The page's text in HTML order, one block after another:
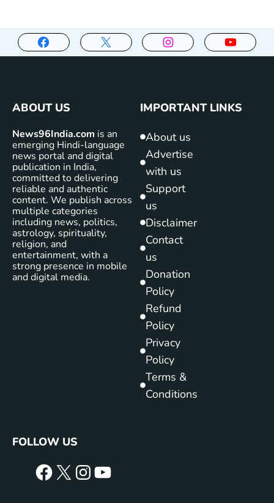
ABOUT US
News96India.com is an
emerging Hindi-language
news portal and digital
publication in India,
committed to delivering
reliable and authentic
content. We publish across
multiple categories
including news, politics,
astrology, spirituality,
religion, and
entertainment, with a
strong presence in mobile
and digital media.
IMPORTANT LINKS
About us
Advertise
with us
Support
us
Disclaimer
Contact
us
Donation
Policy
Refund
Policy
Privacy
Policy
Terms &
Conditions
FOLLOW US